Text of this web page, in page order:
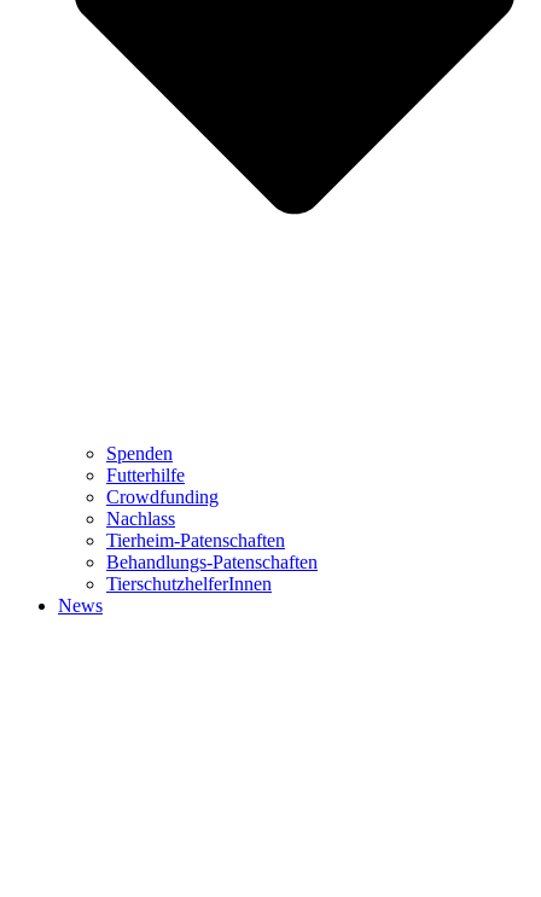
Spenden
Futterhilfe
Crowdfunding
Nachlass
Tierheim-Patenschaften
Behandlungs-Patenschaften
TierschutzhelferInnen
News